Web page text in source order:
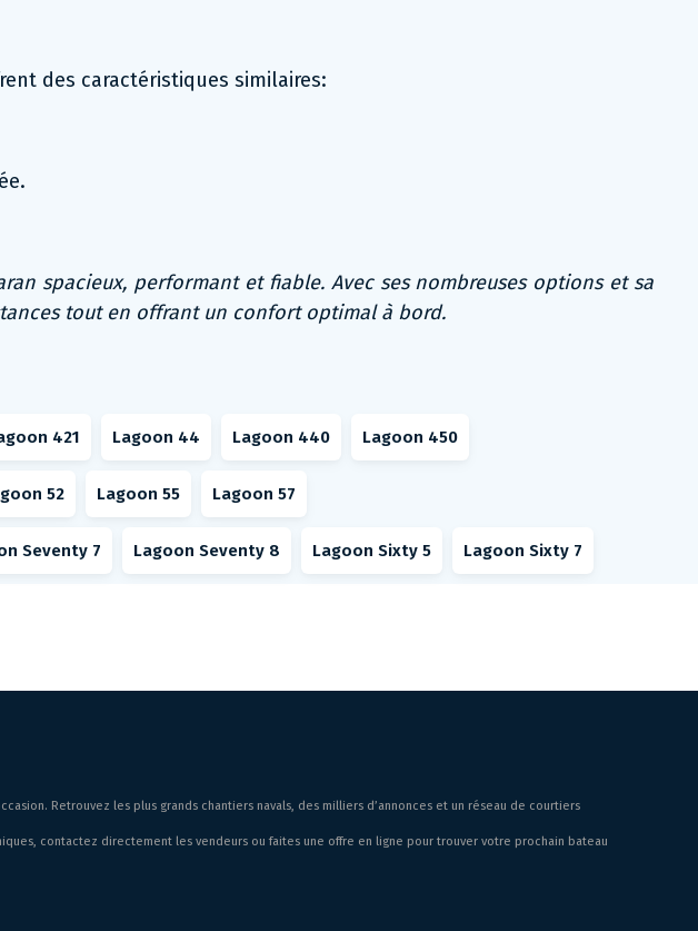
des caractéristiques similaires:
spacieux, performant et fiable. Avec ses nombreuses options et sa
tout en offrant un confort optimal à bord.
421 Lagoon 44 Lagoon 440 Lagoon 450
52 Lagoon 55 Lagoon 57
Seventy 7 Lagoon Seventy 8 Lagoon Sixty 5 Lagoon Sixty 7
Retrouvez les plus grands chantiers navals, des milliers d’annonces et un réseau de courtiers
contactez directement les vendeurs ou faites une offre en ligne pour trouver votre prochain bateau